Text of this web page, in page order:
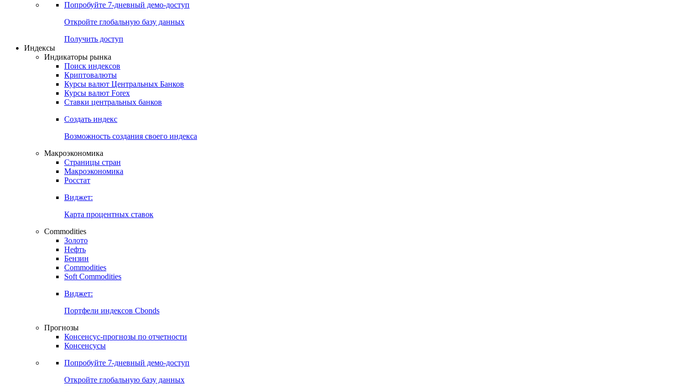
Попробуйте 7-дневный демо-доступ
Откройте глобальную базу данных
Получить доступ
Индексы
Индикаторы рынка
Поиск индексов
Криптовалюты
Курсы валют Центральных Банков
Курсы валют Forex
Ставки центральных банков
Создать индекс
Возможность создания своего индекса
Макроэкономика
Страницы стран
Макроэкономика
Росстат
Виджет:
Карта процентных ставок
Commodities
Золото
Нефть
Бензин
Commodities
Soft Commodities
Виджет:
Портфели индексов Cbonds
Прогнозы
Консенсус-прогнозы по отчетности
Консенсусы
Попробуйте 7-дневный демо-доступ
Откройте глобальную базу данных